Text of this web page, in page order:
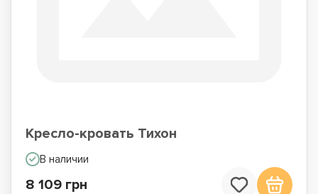
Кресло-кровать Тихон
В наличии
8 109 грн